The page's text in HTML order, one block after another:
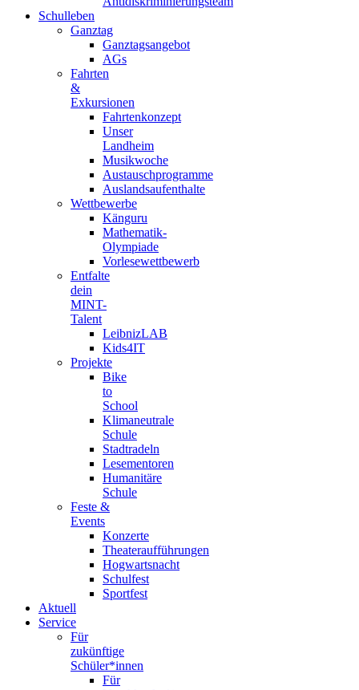
Schulleben
Ganztag
Ganztagsangebot
AGs
Fahrten
&
Exkursionen
Fahrtenkonzept
Unser
Landheim
Musikwoche
Austauschprogramme
Auslandsaufenthalte
Wettbewerbe
Känguru
Mathematik-
Olympiade
Vorlesewettbewerb
Entfalte
dein
MINT-
Talent
LeibnizLAB
Kids4IT
Projekte
Bike
to
School
Klimaneutrale
Schule
Stadtradeln
Lesementoren
Humanitäre
Schule
Feste &
Events
Konzerte
Theateraufführungen
Hogwartsnacht
Schulfest
Sportfest
Aktuell
Service
Für
zukünftige
Schüler*innen
Für